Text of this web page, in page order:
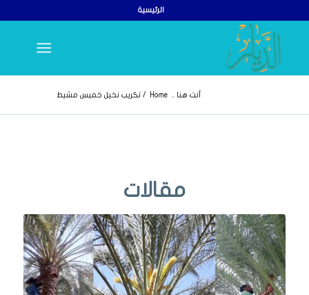
الرئيسية
أنت هنا .. Home
/ تكريب نخيل خميس مشيط
مقالات